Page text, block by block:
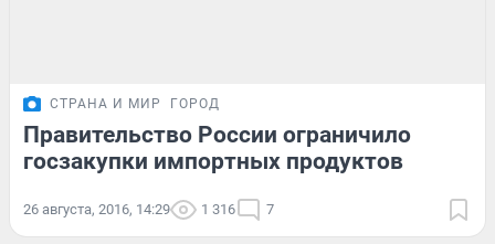
СТРАНА И МИР ГОРОД
Правительство России ограничило
госзакупки импортных продуктов
26 августа, 2016, 14:29 1 316 7